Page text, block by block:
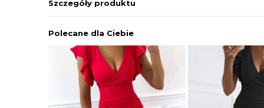
Szczegóły produktu
Polecane dla Ciebie